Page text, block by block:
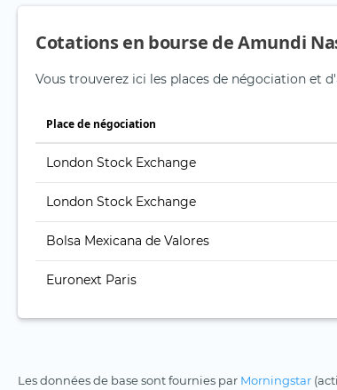
Cotations en bourse de Amundi
Vous trouverez ici les places de négociation et
Place de négociation
London Stock Exchange
London Stock Exchange
Bolsa Mexicana de Valores
Euronext Paris
Les données de base sont fournies par Morningstar